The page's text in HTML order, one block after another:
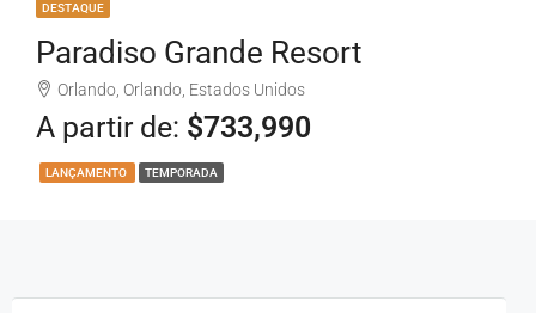
DESTAQUE
Paradiso Grande Resort
Orlando, Orlando, Estados Unidos
A partir de: $733,990
LANÇAMENTO TEMPORADA